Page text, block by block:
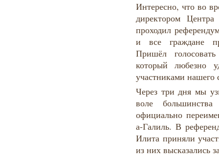
Интересно, что во
директором
проходил
и все граждане
Пришёл
который любезно
участниками нашего
Через три дня мы
воле
официально
а-Галиль. В
Илита приняли
из них высказались